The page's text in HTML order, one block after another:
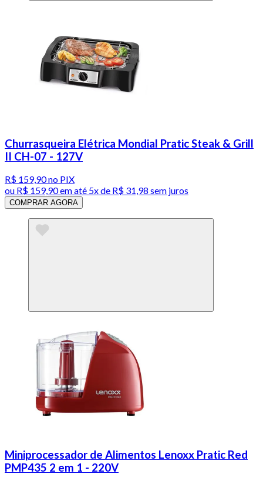
Churrasqueira Elétrica Mondial Pratic Steak & Grill
II CH-07 - 127V
R$ 159,90no PIX
ou R$ 159,90em até 5x de R$ 31,98 sem juros
COMPRAR AGORA
Miniprocessador de Alimentos Lenoxx Pratic Red
PMP435 2 em 1 - 220V